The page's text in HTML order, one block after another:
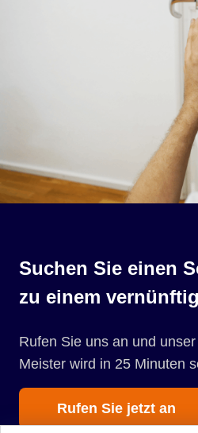
Suchen Sie einen
zu einem
Rufen Sie uns an und
Meister wird in 25 Minuten
Rufen Sie jetzt an